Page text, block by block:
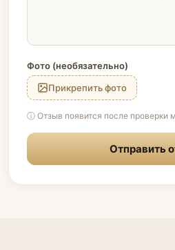
Фото (необязательно)
Прикрепить фото
ⓘ Отзыв появится после проверки
Отправить